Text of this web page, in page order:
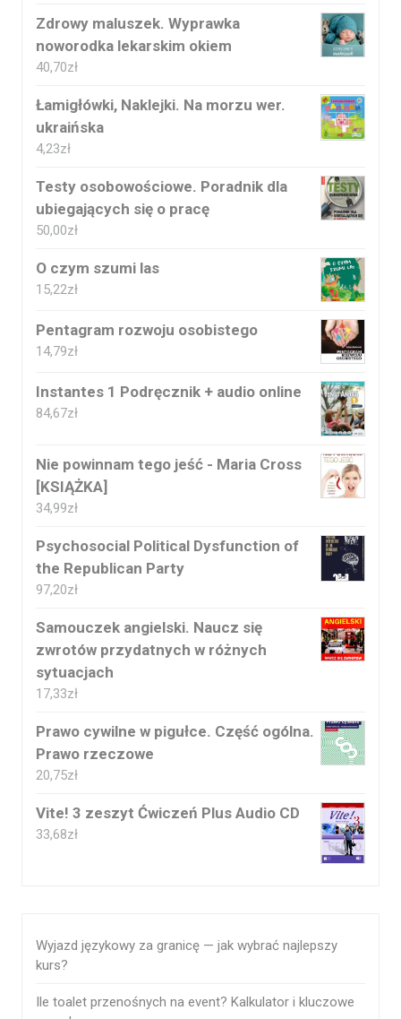
Zdrowy maluszek. Wyprawka
noworodka lekarskim okiem
40,70zł
Łamigłówki, Naklejki. Na morzu wer.
ukraińska
4,23zł
Testy osobowościowe. Poradnik dla
ubiegających się o pracę
50,00zł
O czym szumi las
15,22zł
Pentagram rozwoju osobistego
14,79zł
Instantes 1 Podręcznik + audio online
84,67zł
Nie powinnam tego jeść - Maria Cross
[KSIĄŻKA]
34,99zł
Psychosocial Political Dysfunction of
the Republican Party
97,20zł
Samouczek angielski. Naucz się
zwrotów przydatnych w różnych
sytuacjach
17,33zł
Prawo cywilne w pigułce. Część ogólna.
Prawo rzeczowe
20,75zł
Vite! 3 zeszyt Ćwiczeń Plus Audio CD
33,68zł
Wyjazd językowy za granicę — jak wybrać najlepszy
kurs?
Ile toalet przenośnych na event? Kalkulator i kluczowe